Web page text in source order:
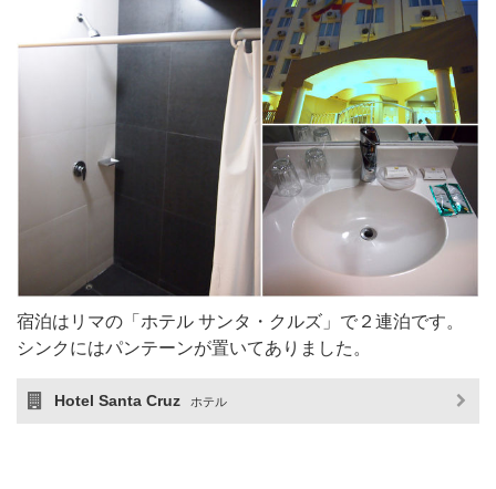
宿泊はリマの「ホテル サンタ・クルズ」で２連泊です。
シンクにはパンテーンが置いてありました。
Hotel Santa Cruz ホテル